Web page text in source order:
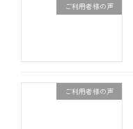
ご利用者様の声
ご利用者様の声